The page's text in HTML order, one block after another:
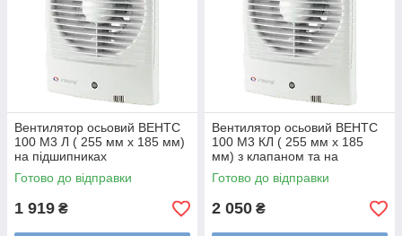
Вентилятор осьовий ВЕНТС
100 М3 Л ( 255 мм х 185 мм)
на підшипниках
Готово до відправки
1 919 ₴
Вентилятор осьовий ВЕНТС
100 М3 КЛ ( 255 мм х 185
мм) з клапаном та на
підшипниках
Готово до відправки
2 050 ₴